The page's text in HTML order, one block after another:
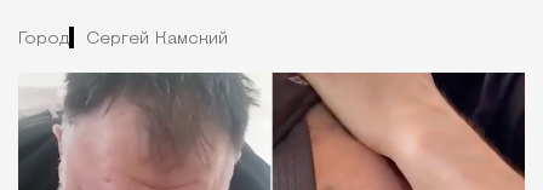
Город Сергей Камский